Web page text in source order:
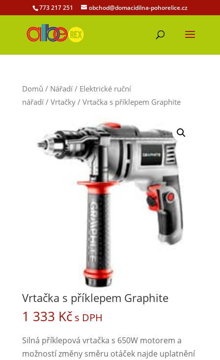
773 217 251 obchod@domacidilna-pohorelice.cz
Domů / Nářadí/ Elektrické ruční
nářadí/ Vrtačky/ Vrtačka s příklepem Graphite
Vrtačka s příklepem Graphite
1 333 Kč s DPH
Silná příklepová vrtačka s 650W motorem a
možností změny směru otáček najde uplatnění